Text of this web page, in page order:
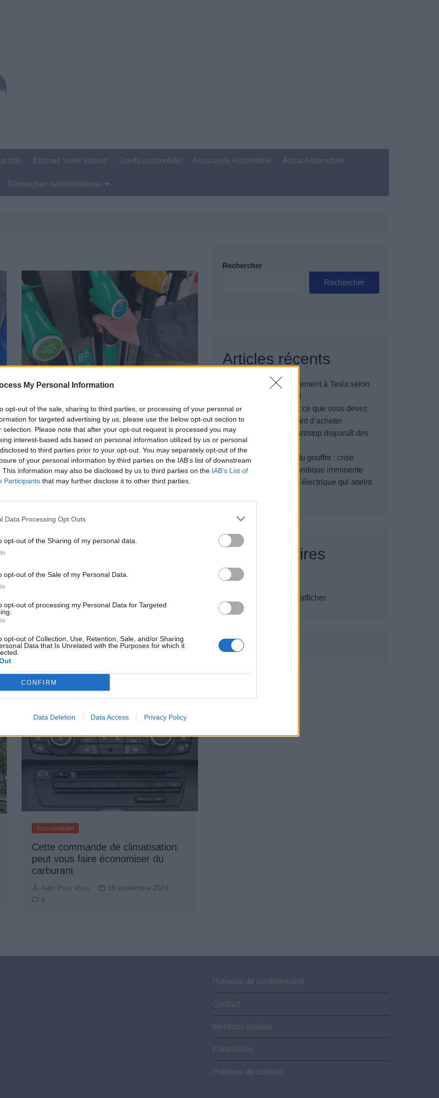
My Personal Information
opt-out of the sale, sharing to third parties, or processing of your personal or
for targeted advertising by us, please use the below opt-out section to
selection. Please note that after your opt-out request is processed you may
interest-based ads based on personal information utilized by us or personal
to third parties prior to your opt-out. You may separately opt-out of the
of your personal information by third parties on the IAB’s list of downstream
This information may also be disclosed by us to third parties on the IAB’s List of
Participants that may further disclose it to other third parties.
Data Processing Opt Outs
opt-out of the Sharing of my personal data.
opt-out of the Sale of my Personal Data.
opt-out of processing my Personal Data for Targeted
opt-out of Collection, Use, Retention, Sale, and/or Sharing
Data that Is Unrelated with the Purposes for which it
CONFIRM
Data Deletion Data Access Privacy Policy
Info Estimez Votre Voiture Credit automobile Assurance Automobile Achat Automobile
Démarches Administratives
Actus Info Eco-conduite
récemment observée est-elle
durable ?
Auto Pour Vous
19 septembre 2024
Auto Pour Vous
19 septembre 2024
Eco-conduite
Cette commande de climatisation
peut vous faire économiser du
carburant
Auto Pour Vous
19 septembre 2024
0
Rechercher
Rechercher
Articles récents
Elon Musk nuirait gravement à Tesla selon
une étude européenne
Autonomie électrique : ce que vous devez
vraiment connaître avant d’acheter
Pourquoi le bouton start/stop disparaît des
Aston Martin au bord du gouffre : crise
financière et bataille juridique imminente
Denza Z9S : la voiture électrique qui atteint
Commentaires
récents
Aucun commentaire à afficher.
Politique de confidentialité
Contact
Mentions légales
Partenaires
Politique de cookies